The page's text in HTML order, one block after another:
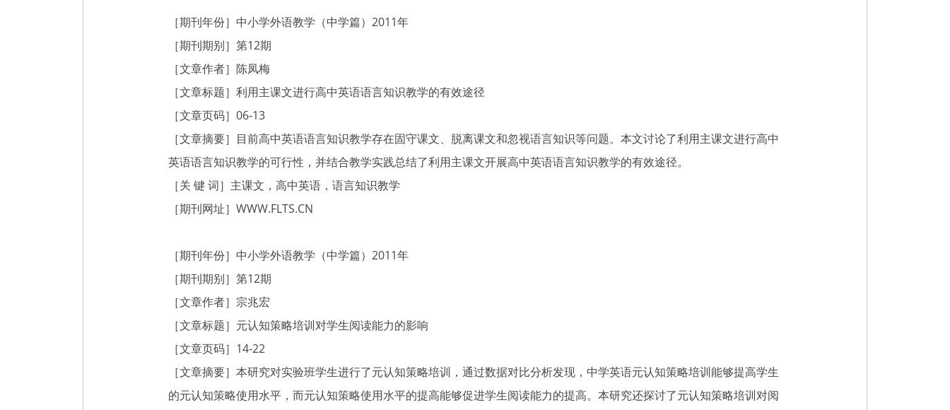
［期刊年份］中小学外语教学（中学篇）2011年
［期刊期别］第12期
［文章作者］陈凤梅
［文章标题］利用主课文进行高中英语语言知识教学的有效途径
［文章页码］06-13
［文章摘要］目前高中英语语言知识教学存在固守课文、脱离课文和忽视语言知识等问题。本文讨论了利用主课文进行高中
英语语言知识教学的可行性，并结合教学实践总结了利用主课文开展高中英语语言知识教学的有效途径。
［关 键 词］主课文，高中英语，语言知识教学
［期刊网址］ WWW.FLTS.CN
［期刊年份］中小学外语教学（中学篇）2011年
［期刊期别］第12期
［文章作者］宗兆宏
［文章标题］元认知策略培训对学生阅读能力的影响
［文章页码］14-22
［文章摘要］本研究对实验班学生进行了元认知策略培训，通过数据对比分析发现，中学英语元认知策略培训能够提高学生
的元认知策略使用水平，而元认知策略使用水平的提高能够促进学生阅读能力的提高。本研究还探讨了元认知策略培训对阅